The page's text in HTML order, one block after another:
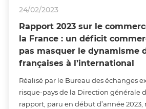
Rapport 2023 sur le
la France : un déficit
pas masquer le dynamisme
françaises à l’international
24/02/2023
Réalisé par le Bureau des échanges
risque-pays de la Direction générale
rapport, paru en début d’année